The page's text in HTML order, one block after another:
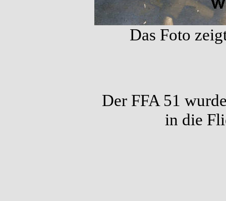
Das Foto
Der FFA 51
in die